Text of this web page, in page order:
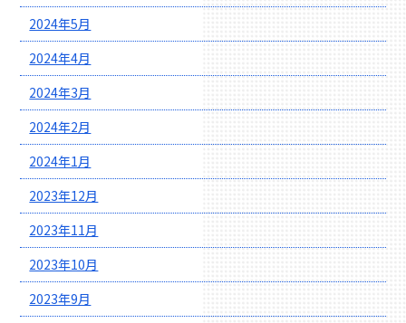
2024年5月
2024年4月
2024年3月
2024年2月
2024年1月
2023年12月
2023年11月
2023年10月
2023年9月